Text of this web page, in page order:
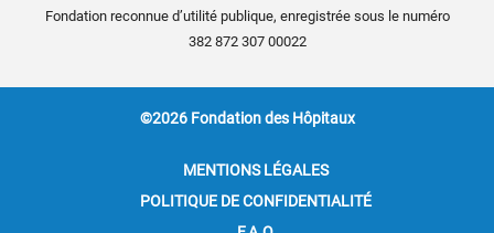
Fondation reconnue d’utilité publique, enregistrée sous le numéro
382 872 307 00022
©2026 Fondation des Hôpitaux
MENTIONS LÉGALES
POLITIQUE DE CONFIDENTIALITÉ